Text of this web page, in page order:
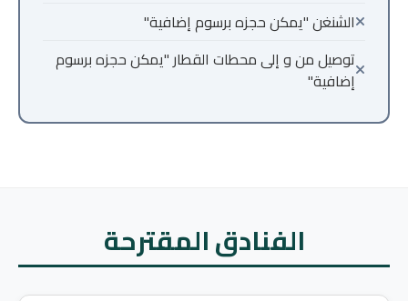
الشنغن "يمكن حجزه برسوم إضافية"
توصيل من و إلى محطات القطار "يمكن حجزه برسوم
إضافية"
الفنادق المقترحة